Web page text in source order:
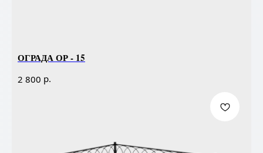
ОГРАДА ОР - 15
2 800 р.